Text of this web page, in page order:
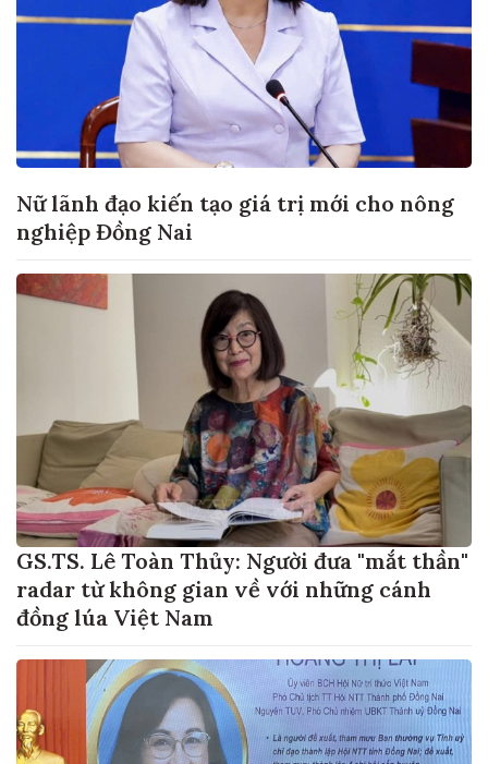
Nữ lãnh đạo kiến tạo giá trị mới cho nông
nghiệp Đồng Nai
GS.TS. Lê Toàn Thủy: Người đưa "mắt thần"
radar từ không gian về với những cánh
đồng lúa Việt Nam